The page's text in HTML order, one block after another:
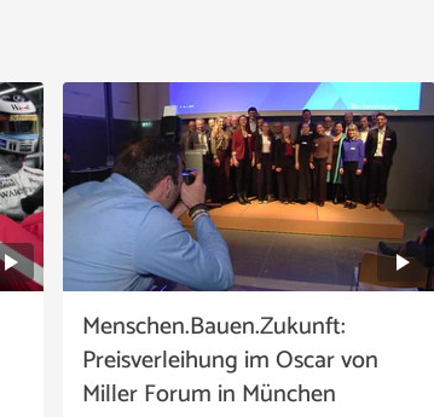
Menschen.Bauen.Zukunft:
Preisverleihung im Oscar von
Miller Forum in München